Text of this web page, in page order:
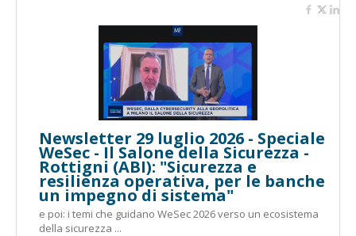
Newsletter 29 luglio 2026 - Speciale
WeSec - Il Salone della Sicurezza -
Rottigni (ABI): "Sicurezza e
resilienza operativa, per le banche
un impegno di sistema"
e poi: i temi che guidano WeSec 2026 verso un ecosistema
della sicurezza ...